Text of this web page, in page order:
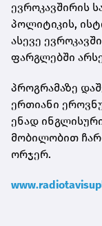
ევროკავშირის
პოლიტიკის,
ასევე
ფარგლებში
პროგრამაზე
ერთიანი
ენად
მობილობით
ორჯერ.